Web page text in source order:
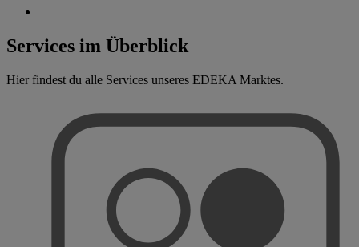
Services im Überblick
Hier findest du alle Services unseres EDEKA Marktes.